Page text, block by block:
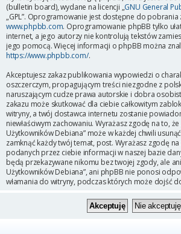
(bulletin board), wydane na licencji „GNU General
„GPL”. Oprogramowanie jest dostępne do pobrania
www.phpbb.com. Oprogramowanie phpBB tylko
internet, a jego autorzy nie kontrolują tekstów
jego pomocą. Więcej informacji o phpBB można
https://www.phpbb.com/.
Akceptujesz zakaz publikowania wypowiedzi o
oszczerczym, propagującym treści niezgodne z
naruszającym cudze prawa autorskie i dobra
zakazu może skutkować dla ciebie całkowitym
witryny, a twój dostawca internetu zostanie
niewłaściwym zachowaniu. Wyrażasz zgodę na to,
Użytkowników Debiana” może w każdej chwili
zamknąć każdy twój temat, post. Wyrażasz zgodę
podanych przez ciebie informacji w naszej bazie
będą przekazywane nikomu bez twojej zgody, ale
Użytkowników Debiana”, ani phpBB nie ponosi
włamania do witryny, podczas których może dojść